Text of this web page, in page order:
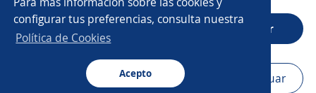
configurar tus preferencias, consulta nuestra
Política de Cookies
Acepto
Desarrollador freelance
Programador júnior Desarrollador/a
CT App Abrir
Navegador Continuar